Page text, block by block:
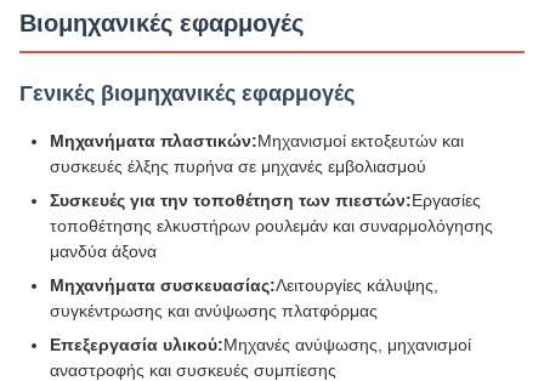
Βιομηχανικές εφαρμογές
Γενικές βιομηχανικές εφαρμογές
Μηχανήματα πλαστικών:Μηχανισμοί εκτοξευτών και
συσκευές έλξης πυρήνα σε μηχανές εμβολιασμού
Συσκευές για την τοποθέτηση των πιεστών:Εργασίες
τοποθέτησης ελκυστήρων ρουλεμάν και συναρμολόγησης
μανδύα άξονα
Μηχανήματα συσκευασίας:Λειτουργίες κάλυψης,
συγκέντρωσης και ανύψωσης πλατφόρμας
Επεξεργασία υλικού:Μηχανές ανύψωσης, μηχανισμοί
αναστροφής και συσκευές συμπίεσης